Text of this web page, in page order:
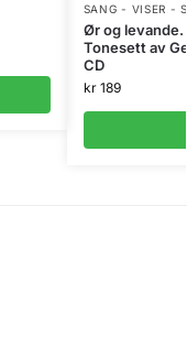
SANG - VISER -
Ør og levande.
Tonesett av
CD
kr189